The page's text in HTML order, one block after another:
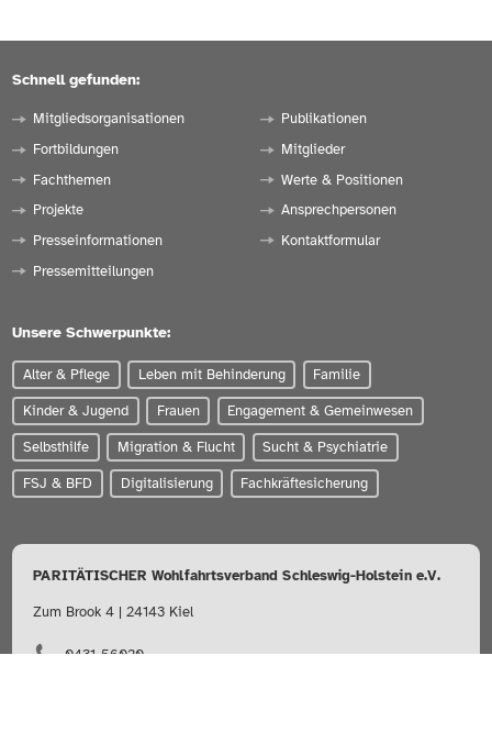
Schnell gefunden:
Mitgliedsorganisationen
Fortbildungen
Fachthemen
Projekte
Presseinformationen
Pressemitteilungen
Publikationen
Mitglieder
Werte & Positionen
Ansprechpersonen
Kontaktformular
Unsere Schwerpunkte:
Alter & Pflege Leben mit Behinderung Familie
Kinder & Jugend Frauen Engagement & Gemeinwesen
Selbsthilfe Migration & Flucht Sucht & Psychiatrie
FSJ & BFD Digitalisierung Fachkräftesicherung
PARITÄTISCHER Wohlfahrtsverband Schleswig-Holstein e.V.
Zum Brook 4 | 24143 Kiel
0431-56020